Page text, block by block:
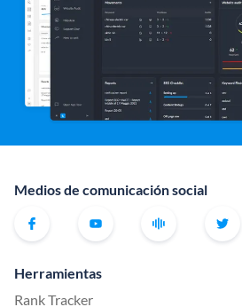
Medios de comunicación social
Herramientas
Rank Tracker